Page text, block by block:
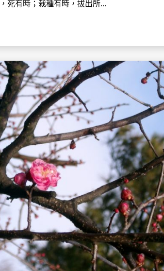
死有時；栽種有時，拔出所...